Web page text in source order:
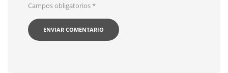
Campos obligatorios*